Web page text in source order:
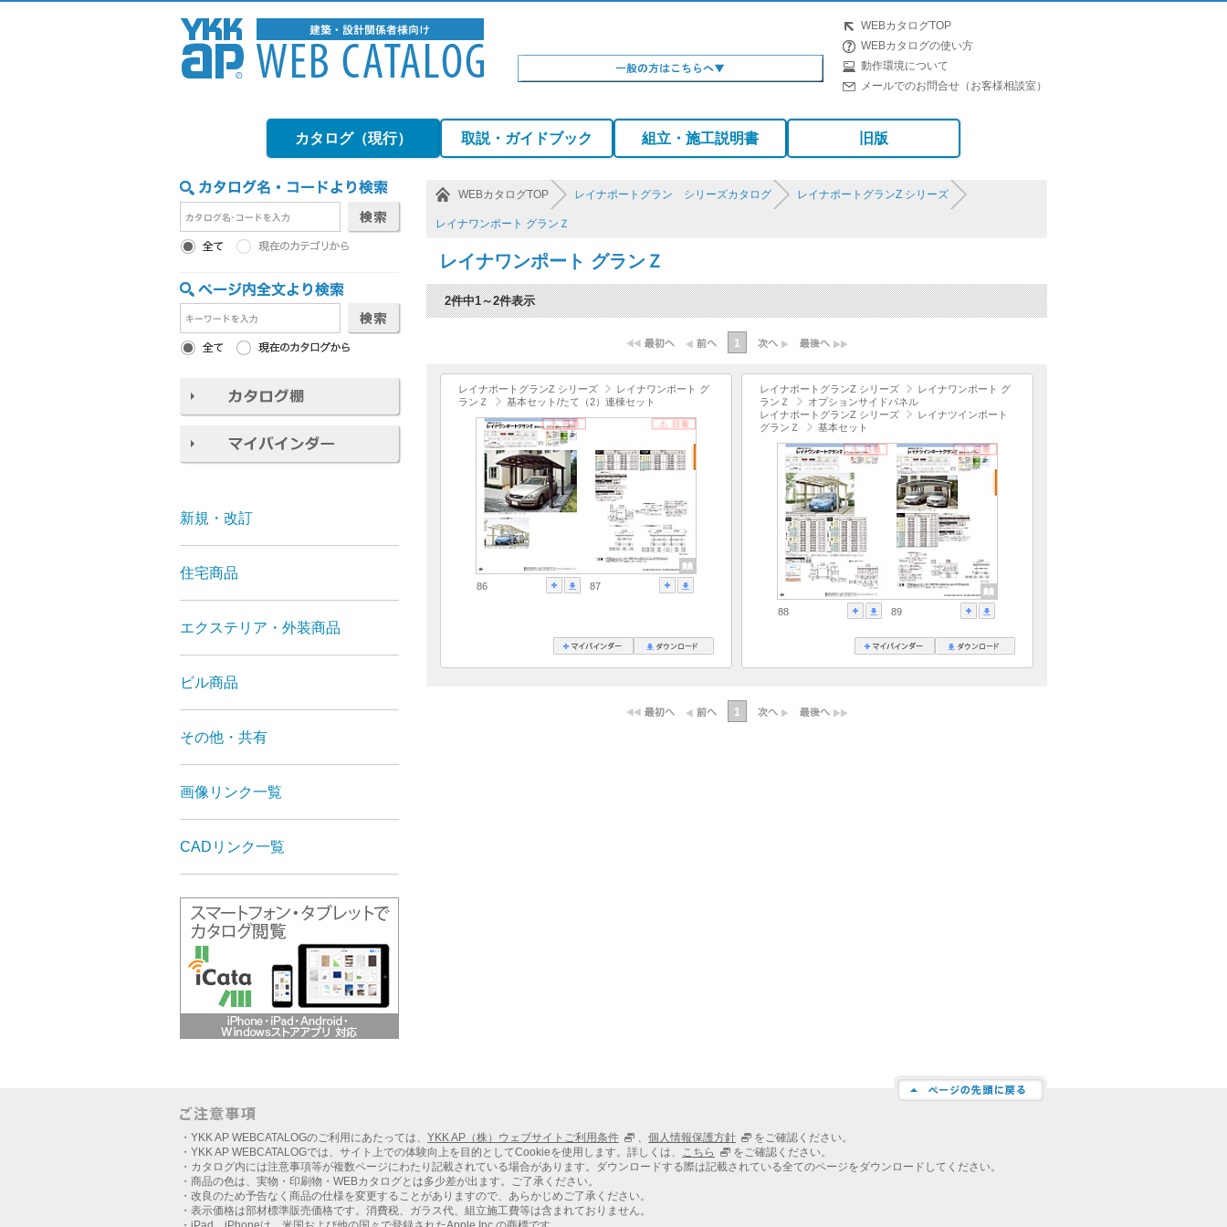
WEBカタログTOP
WEBカタログの使い方
動作環境について
メールでのお問合せ（お客様相談室）
カタログ（現行） 取説・ガイドブック 組立・施工説明書 旧版
WEBカタログTOP レイナポートグラン シリーズカタログ レイナポートグランZ シリーズ
レイナワンポート グランＺ
レイナワンポート グランＺ
2件中1～2件表示
1
レイナポートグランZ シリーズ
レイナワンポート グ
ランＺ
基本セット/たて（2）連棟セット
86 87
レイナポートグランZ シリーズ
レイナワンポート グ
ランＺ
オプションサイドパネル
レイナポートグランZ シリーズ
レイナツインポート
グランＺ
基本セット
88 89
1
新規・改訂
住宅商品
エクステリア・外装商品
ビル商品
その他・共有
画像リンク一覧
CADリンク一覧
・YKK AP WEBCATALOGのご利用にあたっては、 YKK AP（株）ウェブサイトご利用条件 、 個人情報保護方針
をご確認ください。
・YKK AP WEBCATALOGでは、サイト上での体験向上を目的としてCookieを使用します。詳しくは、 こちら
をご確認ください。
・カタログ内には注意事項等が複数ページにわたり記載されている場合があります。ダウンロードする際は記載されている全てのページをダウンロードしてください。
・商品の色は、実物・印刷物・WEBカタログとは多少差が出ます。ご了承ください。
・改良のため予告なく商品の仕様を変更することがありますので、あらかじめご了承ください。
・表示価格は部材標準販売価格です。消費税、ガラス代、組立施工費等は含まれておりません。